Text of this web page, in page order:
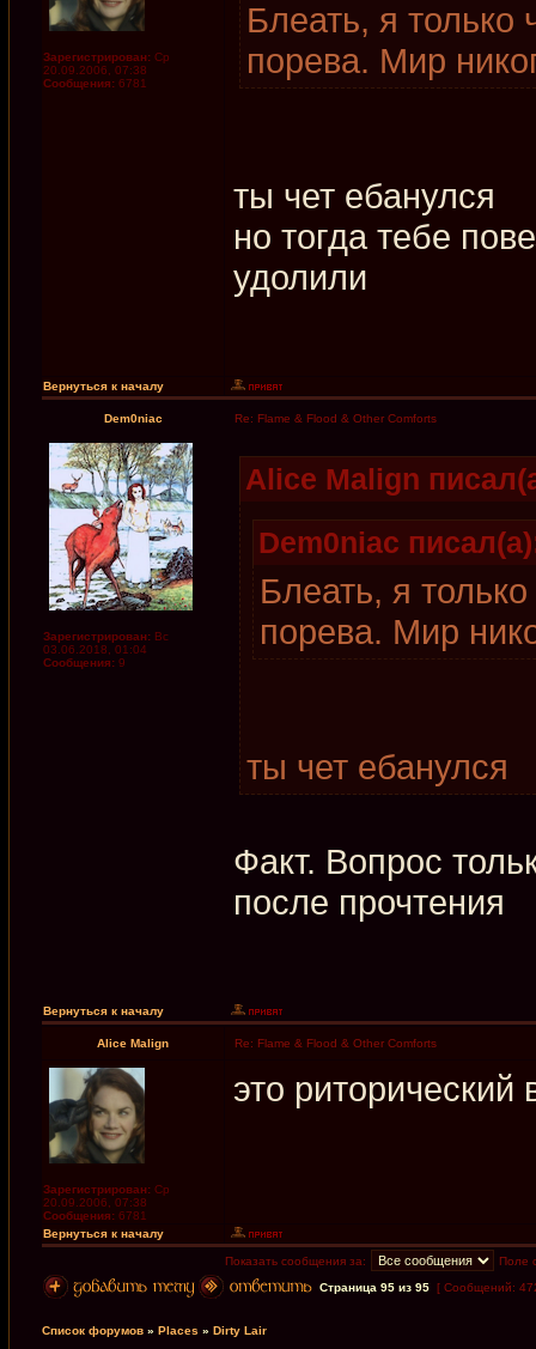
Зарегистрирован: Ср
20.09.2006, 07:38
Сообщения: 6781
Блеать, я только
порева. Мир
ты чет ебанулся
но тогда тебе
удолили
Вернуться к началу
Dem0niac Re: Flame & Flood & Other Comforts
Зарегистрирован: Вс
03.06.2018, 01:04
Сообщения: 9
Alice Malign
Dem0niac
Блеать, я
порева. Мир
ты чет ебанулся
Факт. Вопрос
после прочтения
Вернуться к началу
Alice Malign Re: Flame & Flood & Other Comforts
Зарегистрирован: Ср
20.09.2006, 07:38
Сообщения: 6781
это риторический
Вернуться к началу
Показать сообщения за:
Поле
Страница 95 из 95 [ Сообщений:
Список форумов » Places » Dirty Lair